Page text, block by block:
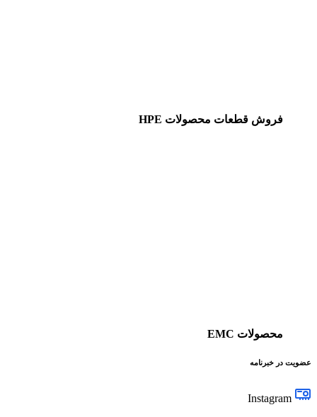
فروش قطعات محصولات HPE
محصولات EMC
عضویت در خبرنامه
Instagram